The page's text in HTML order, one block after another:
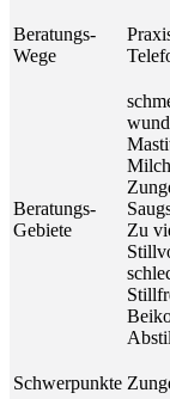
Beratungs-
Wege
Beratungs-
Gebiete
Zu
Schwerpunkte